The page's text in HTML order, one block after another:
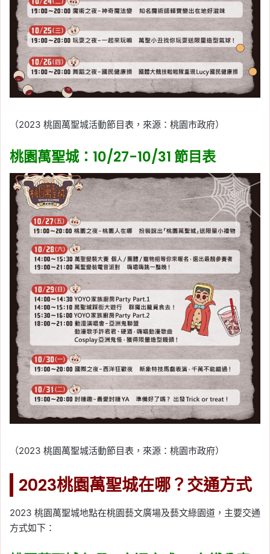
（2023 桃園萬聖城活動節目表，來源：桃園市政府）
桃園萬聖城：10/27-10/31 節目表
（2023 桃園萬聖城活動節目表，來源：桃園市政府）
2023桃園萬聖城在哪？交通方式
2023 桃園萬聖城地點在桃園藝文廣場及藝文綠園道，主要交通
方式如下：